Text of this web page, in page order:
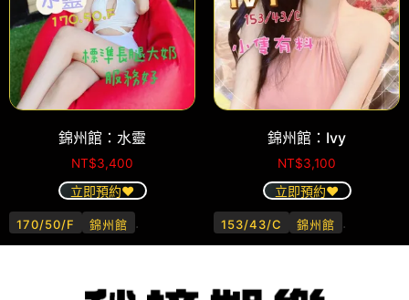
錦州館：水靈
NT$3,400
立即預約❤️
170/50/F 錦州館 .
錦州館：Ivy
NT$3,100
立即預約❤️
153/43/C 錦州館 .